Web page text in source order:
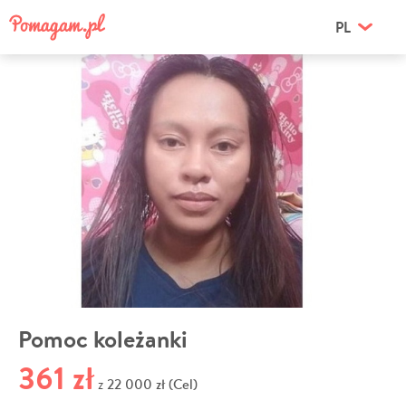
PL
Pomoc koleżanki
361 zł z 22 000 zł (Cel)